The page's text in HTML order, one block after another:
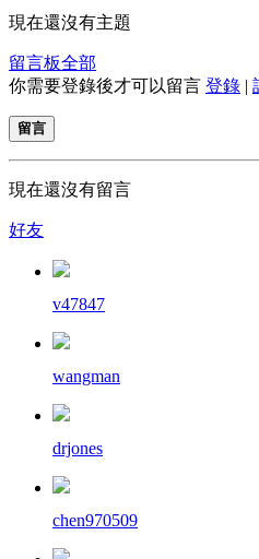
現在還沒有主題
留言板全部
你需要登錄後才可以留言 登錄 |
留言
現在還沒有留言
好友
v47847
wangman
drjones
chen970509